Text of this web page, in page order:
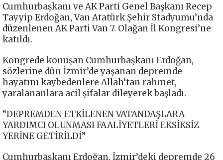
Cumhurbaşkanı ve AK Parti Genel Başkanı Recep
Tayyip Erdoğan, Van Atatürk Şehir Stadyumu’nda
düzenlenen AK Parti Van 7. Olağan İl Kongresi’ne
katıldı.
Kongrede konuşan Cumhurbaşkanı Erdoğan,
sözlerine dün İzmir’de yaşanan depremde
hayatını kaybedenlere Allah’tan rahmet,
yaralananlara acil şifalar dileyerek başladı.
“DEPREMDEN ETKİLENEN VATANDAŞLARA
YARDIMCI OLUNMASI FAALİYETLERİ EKSİKSİZ
YERİNE GETİRİLDİ”
Cumhurbaşkanı Erdoğan, İzmir’deki depremde 26